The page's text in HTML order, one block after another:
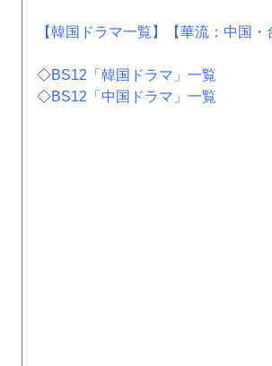
【韓国ドラマ一覧】 【華流：中国・
◇BS12「韓国ドラマ」一覧
◇BS12「中国ドラマ」一覧